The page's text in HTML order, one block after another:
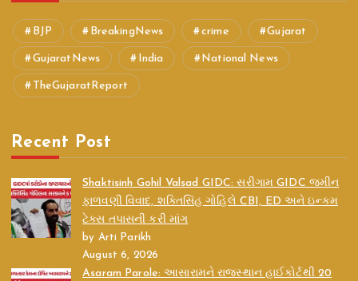
BJP BreakingNews crime Gujarat
GujaratNews India National News
TheGujaratReport
Recent Post
Shaktisinh Gohil Valsad GIDC: સરીગામ GIDC જમીન
ફાળવણી વિવાદ, શક્તિસિંહ ગોહિલે CBI, ED અને ઇન્કમ
ટેક્સ તપાસની કરી માંગ
by Arti Parikh
August 6, 2026
Asaram Parole: આસારામને રાજસ્થાન હાઈકોર્ટથી 20